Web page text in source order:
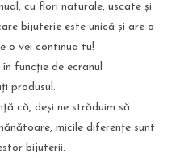
cu flori naturale, uscate și
bijuterie este unică și are o
o vei continua tu!
funcție de ecranul
produsul.
că, deși ne străduim să
micile diferențe sunt
bijuterii.